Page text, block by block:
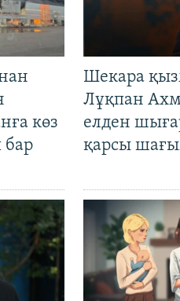
көз
бар
Шекара
Лұқпан
елден
қарсы